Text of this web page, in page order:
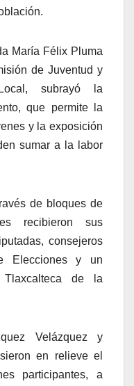
María Félix Pluma
de Juventud y
subrayó la
que permite la
y la exposición
sumar a la labor
de bloques de
recibieron sus
consejeros
Elecciones y un
Tlaxcalteca de la
Velázquez y
en relieve el
participantes, a